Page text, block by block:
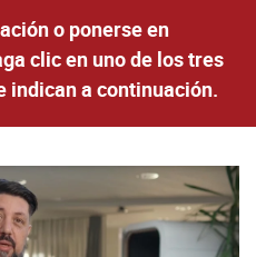
o ponerse en
clic en uno de los tres
indican a continuación.